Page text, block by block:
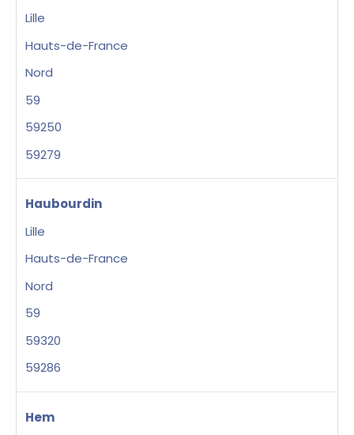
Lille
Hauts-de-France
Nord
59
59250
59279
Haubourdin
Lille
Hauts-de-France
Nord
59
59320
59286
Hem